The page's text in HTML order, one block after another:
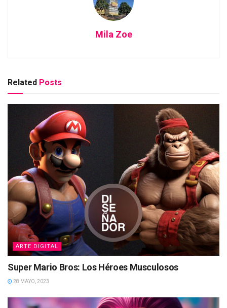
Mila Zoe
Related Posts
ARTE DIGITAL
Super Mario Bros: Los Héroes Musculosos
28 MAYO, 2023